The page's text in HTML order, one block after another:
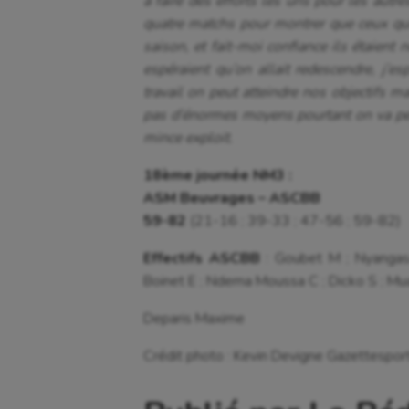
quatre matchs pour montrer que ceux
saison, et fait-moi confiance ils étaient
espéraient qu’on allait redescendre,
travail on peut atteindre nos objectifs
pas d’énormes moyens pourtant on va
mince exploit.
18ème journée NM3 :
ASM Beuvrages – ASCBB
59-82
(21-16 ; 39-33 ; 47-56 ; 59-82)
Effectifs ASCBB
: Goubet M ;
Boinet E ; Ndema Moussa C ; Dicko S ;
Deparis Maxime
Crédit photo : Kevin Devigne